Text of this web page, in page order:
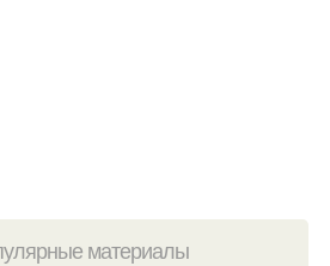
материалы